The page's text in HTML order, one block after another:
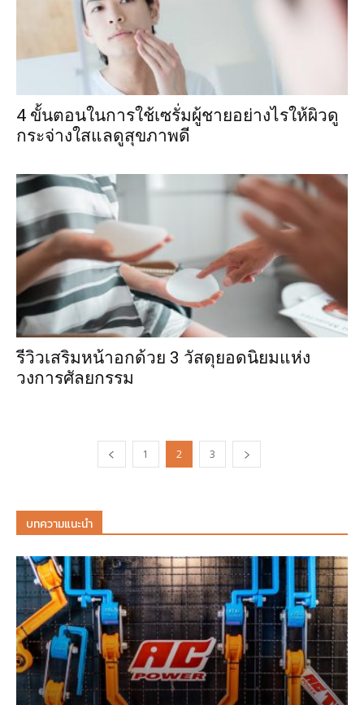
4 ขั้นตอนในการใช้เซรั่มผู้ชายอย่างไรให้ผิวดู
กระจ่างใสแลดูสุขภาพดี
รีวิวเสริมหน้าอกด้วย 3 วัสดุยอดนิยมแห่ง
วงการศัลยกรรม
1 2 3
บทความแนะนำ